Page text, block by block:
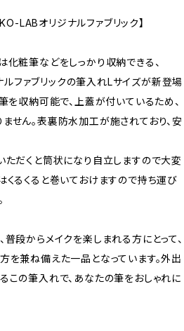
LABオリジナルファブリック】
化粧筆などをしっかり収納できる、
ファブリックの筆入れLサイズが新登場
を収納可能で、上蓋が付いているため、
せん。表裏防水加工が施されており、安
ただくと筒状になり自立しますので大変
くるくると巻いておけますので持ち運び
段からメイクを楽しまれる方にとって、
を兼ね備えた一品となっています。外出
この筆入れで、あなたの筆をおしゃれに